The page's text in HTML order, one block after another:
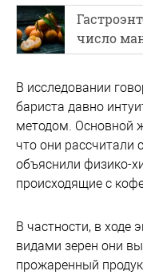
число
В исследовании
бариста давно
методом. Основной
что они
объяснили физико-
происходящие с
В частности, в ходе
видами зерен они
прожаренный